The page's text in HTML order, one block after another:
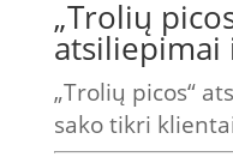
„Trolių
atsiliepimai
„Trolių picos“
sako tikri